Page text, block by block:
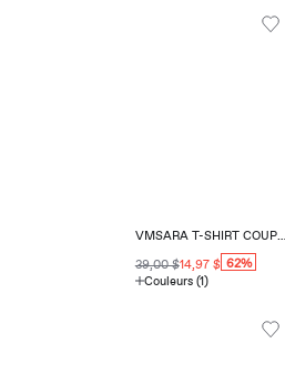
VMSARA T-SHIRT COUPE RÉGULIÈRE COL ROND
39,00 $14,97 $ 62%
Couleurs (1)